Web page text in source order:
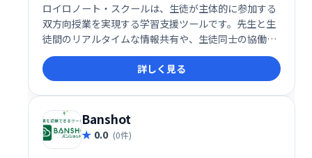
ロイロノート・スクールは、生徒が主体的に参加する
双方向授業を実現する学習支援ツールです。先生と生
徒間のリアルタイムな情報共有や、生徒同士の協働学
習を促進します。多様な学習スタイルに対応し、より
効果的な学びをサポートします。
詳しく見る
Banshot
0.0 (0件)